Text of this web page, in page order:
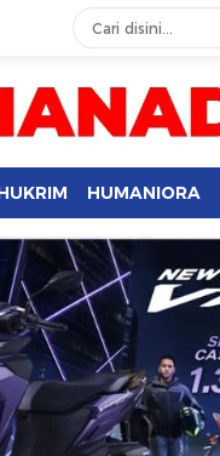
HUMANIORA